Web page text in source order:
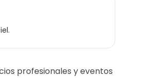
profesionales y eventos